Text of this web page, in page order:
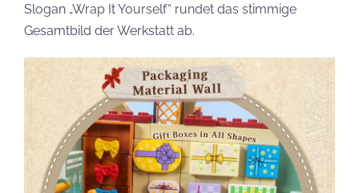
Slogan „Wrap It Yourself“ rundet das stimmige
Gesamtbild der Werkstatt ab.